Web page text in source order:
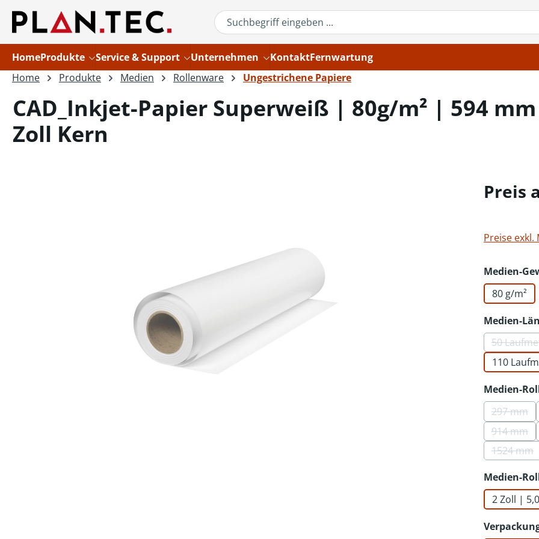
Hauptinhalt springen
Zur Suche springen
HomeProdukte Service & Support Unternehmen KontaktFernwartung
Home
Produkte Medien Rollenware Ungestrichene Papiere
CAD_Inkjet-Papier Superweiß | 80g/m² | 594
Zoll Kern
Preis
Preise exkl.
Medien-
80 g/m²
Medien-
50
110
Medien-
297 mm
(Diese
914 mm
(Diese
1524 mm
Medien-
2 Zoll |